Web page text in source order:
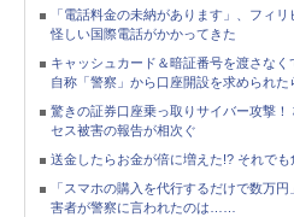
「電話料金の未納があります」、フィ
怪しい国際電話がかかってきた
キャッシュカード＆暗証番号を渡さなく
自称「警察」から口座開設を求められた
驚きの証券口座乗っ取りサイバー攻撃
セス被害の報告が相次ぐ
送金したらお金が倍に増えた!? それで
「スマホの購入を代行するだけで数万
害者が警察に言われたのは……